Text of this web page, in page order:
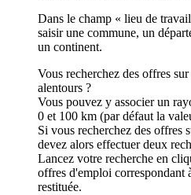
Dans le champ « lieu de
saisir une commune, un
un continent.
Vous recherchez des offres
alentours ?
Vous pouvez y associer un
0 et 100 km (par défaut la
Si vous recherchez des offres
devez alors effectuer deux
Lancez votre recherche en
offres d'emploi correspondant
restituée.